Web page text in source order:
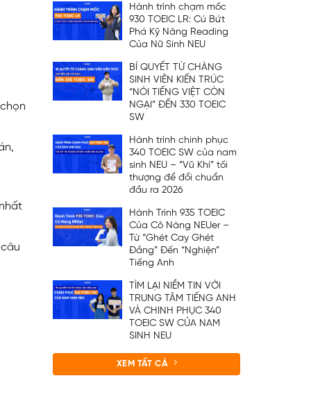
Hành trình chạm mốc
930 TOEIC LR: Cú Bứt
Phá Kỹ Năng Reading
Của Nữ Sinh NEU
BÍ QUYẾT TỪ CHÀNG
SINH VIÊN KIẾN TRÚC
“NÓI TIẾNG VIỆT CÒN
NGẠI” ĐẾN 330 TOEIC
SW
Hành trình chinh phục
340 TOEIC SW của nam
sinh NEU – “Vũ Khí” tối
thượng để đổi chuẩn
đầu ra 2026
Hành Trình 935 TOEIC
Của Cô Nàng NEUer –
Từ “Ghét Cay Ghét
Đắng” Đến “Nghiện”
Tiếng Anh
TÌM LẠI NIỀM TIN VỚI
TRUNG TÂM TIẾNG ANH
VÀ CHINH PHỤC 340
TOEIC SW CỦA NAM
SINH NEU
XEM TẤT CẢ